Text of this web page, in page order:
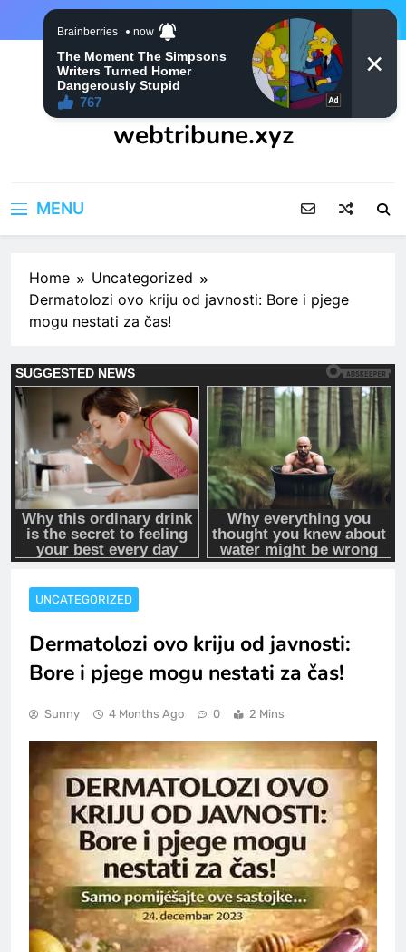
webtribune.xyz
MENU
Home
Uncategorized
Dermatolozi ovo kriju od javnosti: Bore i pjege
mogu nestati za čas!
UNCATEGORIZED
Dermatolozi ovo kriju od javnosti:
Bore i pjege mogu nestati za čas!
Sunny 4 Months Ago 0 2 Mins